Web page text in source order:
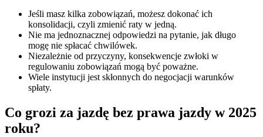
Jeśli masz kilka zobowiązań, możesz dokonać ich
konsolidacji, czyli zmienić raty w jedną.
Nie ma jednoznacznej odpowiedzi na pytanie, jak długo
mogę nie spłacać chwilówek.
Niezależnie od przyczyny, konsekwencje zwłoki w
regulowaniu zobowiązań mogą być poważne.
Wiele instytucji jest skłonnych do negocjacji warunków
spłaty.
Co grozi za jazdę bez prawa jazdy w 2025
roku?